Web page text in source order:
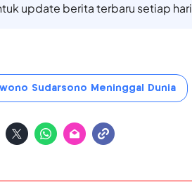
update berita terbaru setiap hari
Sudarsono Meninggal Dunia